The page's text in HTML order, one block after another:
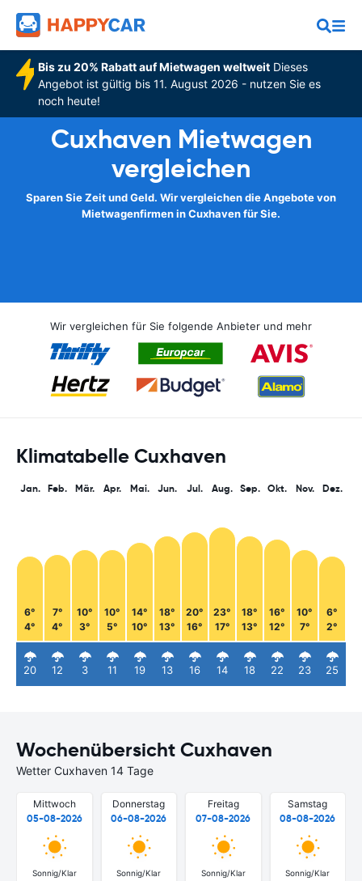
Bis zu 20% Rabatt auf Mietwagen weltweitDieses
Angebot ist gültig bis 11. August 2026 - nutzen Sie es
noch heute!
Cuxhaven Mietwagen
vergleichen
Sparen Sie Zeit und Geld. Wir vergleichen die Angebote von
Mietwagenfirmen in Cuxhaven für Sie.
Wir vergleichen für Sie folgende Anbieter und mehr
Klimatabelle Cuxhaven
Jan.
6°
4°
20
Feb.
7°
4°
12
Mär.
10°
3°
3
Apr.
10°
5°
11
Mai.
14°
10°
19
Jun.
18°
13°
13
Jul.
20°
16°
16
Aug.
23°
17°
14
Sep.
18°
13°
18
Okt.
16°
12°
22
Nov.
10°
7°
23
Dez.
6°
2°
25
Wochenübersicht Cuxhaven
Wetter Cuxhaven 14 Tage
Mittwoch
05-08-2026
Sonnig/Klar
Donnerstag
06-08-2026
Sonnig/Klar
Freitag
07-08-2026
Sonnig/Klar
Samstag
08-08-2026
Sonnig/Klar